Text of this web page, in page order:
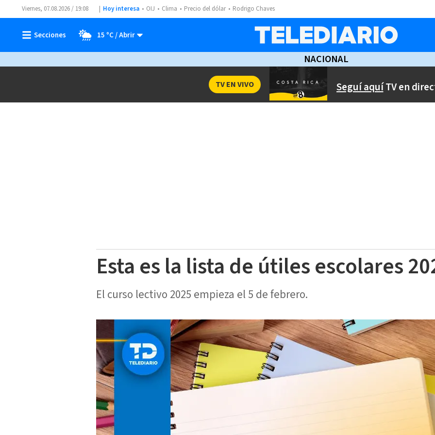
Viernes, 07.08.2026 / 19:08 Hoy interesa OIJ Clima Precio del dólar Rodrigo Chaves
15 ºC
NACIONAL
Seguí aquíTV en
TV EN VIVO
Esta es la lista de útiles escolares
El curso lectivo 2025 empieza el 5 de febrero.